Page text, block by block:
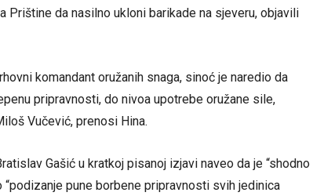
Prištine da nasilno ukloni barikade na sjeveru, objavili
komandant oružanih snaga, sinoć je naredio da
pripravnosti, do nivoa upotrebe oružane sile,
Vučević, prenosi Hina.
Gašić u kratkoj pisanoj izjavi naveo da je “shodno
pune borbene pripravnosti svih jedinica